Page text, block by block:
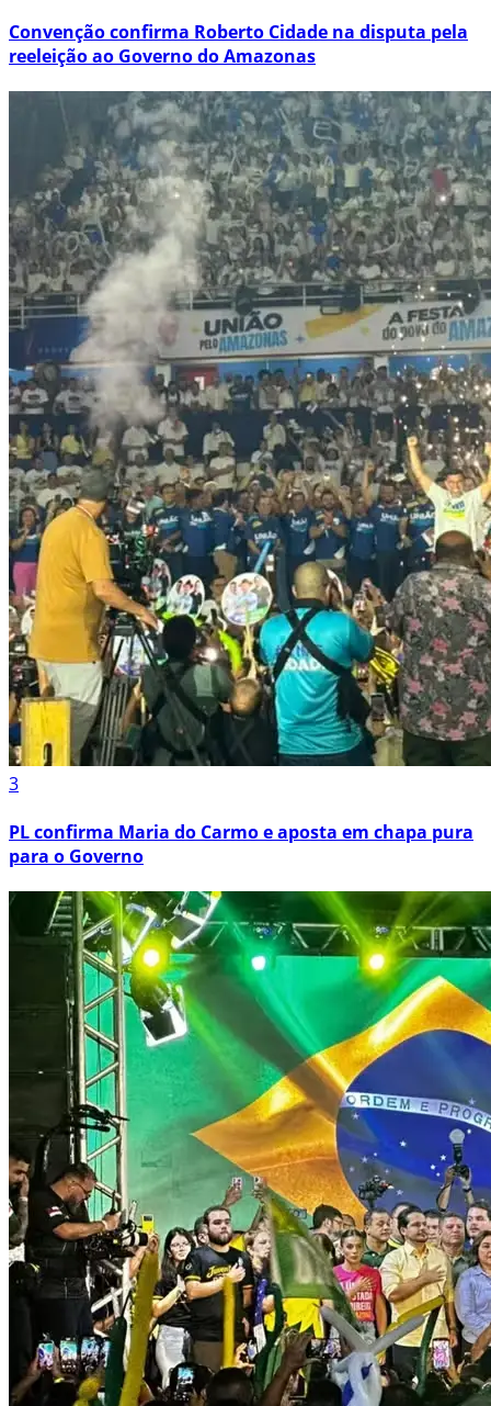
Convenção confirma Roberto Cidade na disputa pela
reeleição ao Governo do Amazonas
3
PL confirma Maria do Carmo e aposta em chapa pura
para o Governo